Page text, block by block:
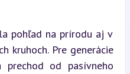
pohľad na prírodu aj v
kruhoch. Pre generácie
prechod od pasívneho